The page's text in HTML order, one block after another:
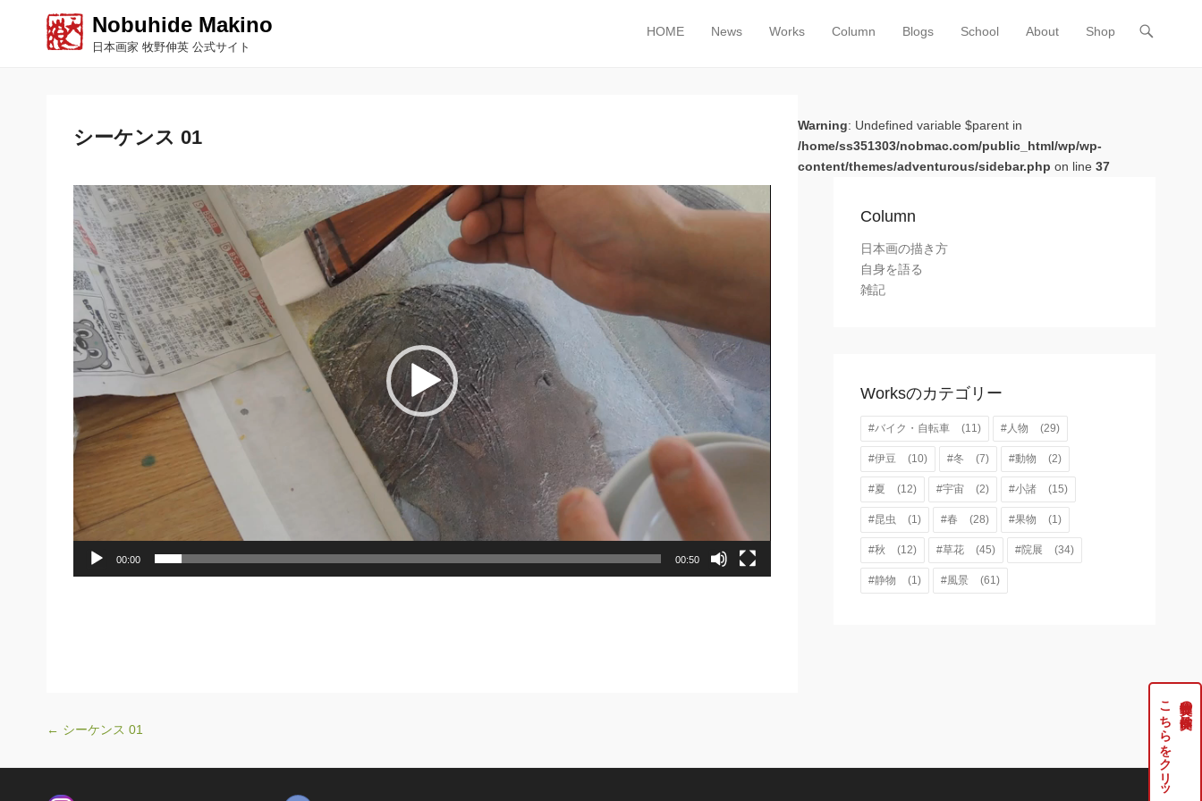
Nobuhide Makino
日本画家 牧野伸英 公式サイト
メインメニュー
コンテンツへスキップ
HOME News Works Column Blogs School About Shop
シーケンス 01
動
画
プ
レ
ー
ヤ
ー
00:00 00:50
← シーケンス 01
Warning: Undefined variable $parent in
/home/ss351303/nobmac.com/public_html/wp/wp-
content/themes/adventurous/sidebar.php on line 37
Column
日本画の描き方
自身を語る
雑記
Worksのカテゴリー
#バイク・自転車 (11) #人物 (29)
#伊豆 (10) #冬 (7) #動物 (2)
#夏 (12) #宇宙 (2) #小諸 (15)
#昆虫 (1) #春 (28) #果物 (1)
#秋 (12) #草花 (45) #院展 (34)
#静物 (1) #風景 (61)
牧野伸英の実作品は
こちらをクリック